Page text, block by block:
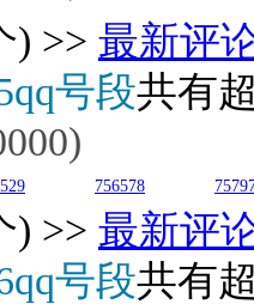
) >> 最新评
号段共有
756578
) >> 最新评
号段共有